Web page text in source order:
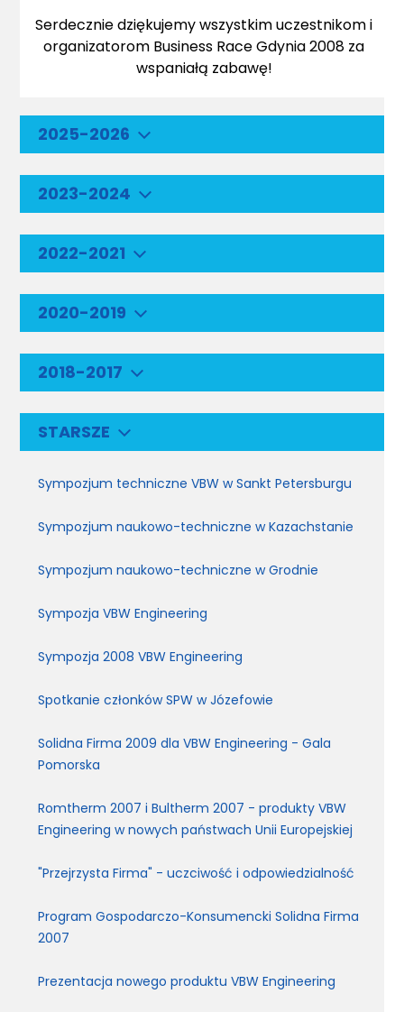
2025-2026
2023-2024
2022-2021
2020-2019
2018-2017
STARSZE
Sympozjum techniczne VBW w Sankt Petersburgu
Sympozjum naukowo-techniczne w Kazachstanie
Sympozjum naukowo-techniczne w Grodnie
Sympozja VBW Engineering
Sympozja 2008 VBW Engineering
Spotkanie członków SPW w Józefowie
Solidna Firma 2009 dla VBW Engineering - Gala
Pomorska
Romtherm 2007 i Bultherm 2007 - produkty VBW
Engineering w nowych państwach Unii Europejskiej
"Przejrzysta Firma" - uczciwość i odpowiedzialność
Program Gospodarczo-Konsumencki Solidna Firma
2007
Prezentacja nowego produktu VBW Engineering
Serdecznie dziękujemy wszystkim uczestnikom i
organizatorom Business Race Gdynia 2008 za
wspaniałą zabawę!